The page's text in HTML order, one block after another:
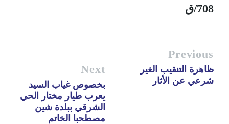
708/ق
Previous
ظاهرة التنقيب الغير
شرعي عن الأثار
Next
بخصوص غياب السيد
يعرب طيار مختار الحي
الشرقي ببلدة شين
مصطحبا الخاتم